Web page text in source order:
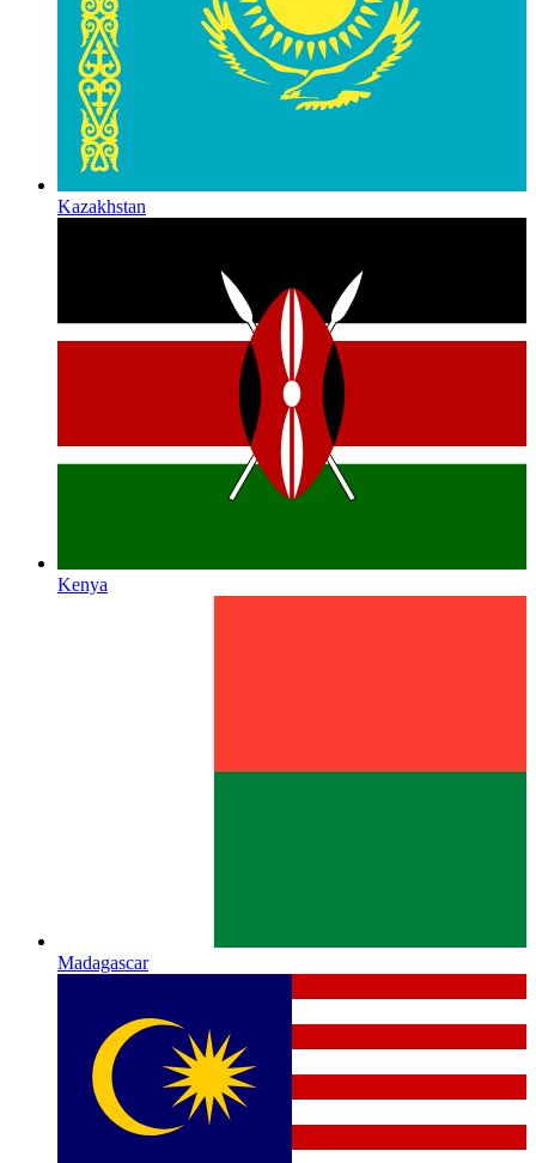
Kazakhstan
Kenya
Madagascar